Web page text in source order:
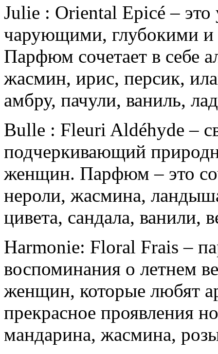
Julie : Oriental Epicé –
чарующими, глубокими и
Парфюм сочетает в себе
жасмин, ирис, персик,
амбру, пачули, ваниль,
Bulle : Fleuri Aldéhyde –
подчеркивающий
женщин. Парфюм – это
нероли, жасмина,
цивета, сандала, ванили,
Harmonie: Floral Frais –
воспоминания о летнем
женщин, которые любят
прекрасное проявления
мандарина, жасмина,